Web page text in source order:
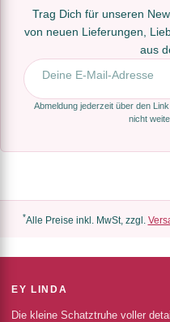
Trag Dich für unseren
von neuen Lieferungen,
aus
E-Mail-Adresse
Abmeldung jederzeit über den
nicht
*Alle Preise inkl. MwSt, zzgl.
EY LINDA
Die kleine Schatztruhe voller